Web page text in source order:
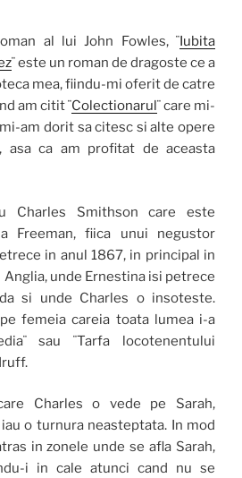
al lui John Fowles, ¨Iubita
¨ este un roman de dragoste ce a
mea, fiindu-mi oferit de catre
am citit ¨Colectionarul¨ care mi-
am dorit sa citesc si alte opere
, asa ca am profitat de aceasta
Charles Smithson care este
Freeman, fiica unui negustor
in anul 1867, in principal in
unde Ernestina isi petrece
si unde Charles o insoteste.
femeia careia toata lumea i-a
sau ¨Tarfa locotenentului
Charles o vede pe Sarah,
o turnura neasteptata. In mod
in zonele unde se afla Sarah,
i in cale atunci cand nu se